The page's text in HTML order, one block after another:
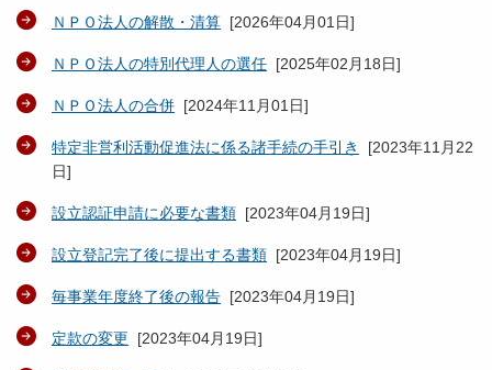
ＮＰＯ法人の解散・清算 [2026年04月01日]
ＮＰＯ法人の特別代理人の選任 [2025年02月18日]
ＮＰＯ法人の合併 [2024年11月01日]
特定非営利活動促進法に係る諸手続の手引き [2023年11月22
日]
設立認証申請に必要な書類 [2023年04月19日]
設立登記完了後に提出する書類 [2023年04月19日]
毎事業年度終了後の報告 [2023年04月19日]
定款の変更 [2023年04月19日]